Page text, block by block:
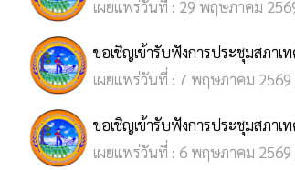
เผยแพร่วันที่ : 29 พฤษภาคม
ขอเชิญเข้ารับฟังการประชุมสภา
เผยแพร่วันที่ : 7 พฤษภาคม 2569
ขอเชิญเข้ารับฟังการประชุมสภา
เผยแพร่วันที่ : 6 พฤษภาคม 2569